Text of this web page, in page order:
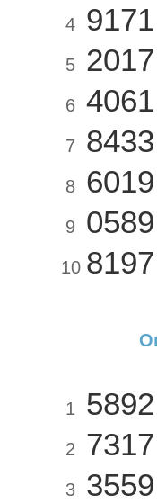
4 9171
5 2017
6 4061
7 8433
8 6019
9 0589
10 8197
1 5892
2 7317
3 3559